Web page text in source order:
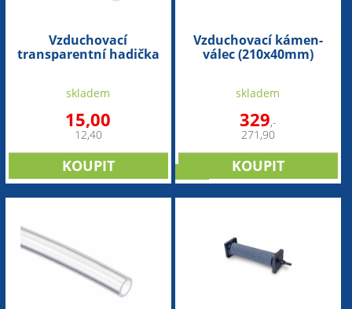
Vzduchovací
transparentní hadička
skladem
15,00
12,40
Vzduchovací kámen-
válec (210x40mm)
skladem
329,-
271,90